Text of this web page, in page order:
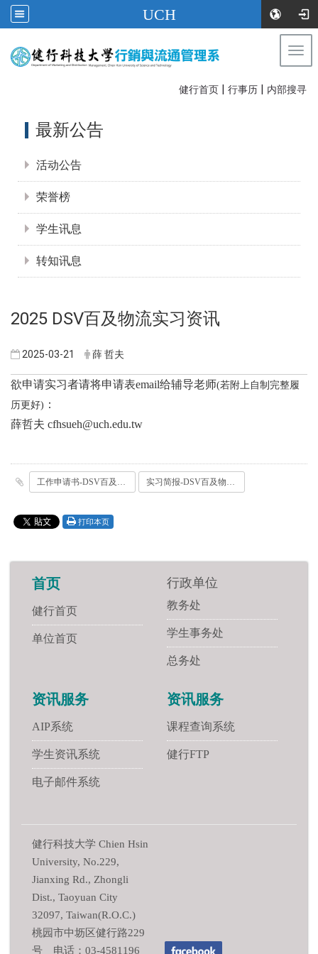
UCH
健行首页 | 行事历 | 内部搜寻
最新公告
活动公告
荣誉榜
学生讯息
转知讯息
2025 DSV百及物流实习资讯
2025-03-21 薛 哲夫
欲申请实习者请将申请表email给辅导老师(若附上自制完整履
历更好) ：
薛哲夫 cfhsueh@uch.edu.tw
工作申请书-DSV百及物流.docx 实习简报-DSV百及物流.pdf
打印本页
首页
健行首页
单位首页
行政单位
教务处
学生事务处
总务处
资讯服务
AIP系统
学生资讯系统
电子邮件系统
资讯服务
课程查询系统
健行FTP
健行科技大学 Chien Hsin
University, No.229,
Jianxing Rd., Zhongli
Dist., Taoyuan City
32097, Taiwan(R.O.C.)
桃园市中坜区健行路229
号 电话：03-4581196